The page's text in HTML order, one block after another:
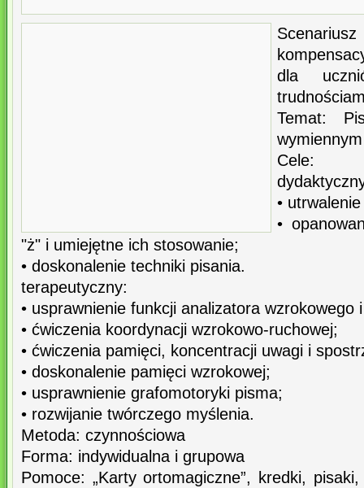
dla
Temat:
Cele:
•
•
"ż" i umiejętne ich stosowanie;
• doskonalenie techniki pisania.
terapeutyczny:
• usprawnienie funkcji analizatora wzrokowego
• ćwiczenia koordynacji wzrokowo-ruchowej;
• ćwiczenia pamięci, koncentracji uwagi i
• doskonalenie pamięci wzrokowej;
• usprawnienie grafomotoryki pisma;
• rozwijanie twórczego myślenia.
Metoda: czynnościowa
Forma: indywidualna i grupowa
Pomoce: „Karty ortomagiczne”, kredki,